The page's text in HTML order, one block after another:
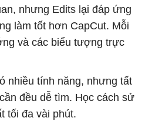
nhưng Edits lại đáp ứng
làm tốt hơn CapCut. Mỗi
và các biểu tượng trực
nhiều tính năng, nhưng tất
đều dễ tìm. Học cách sử
tối đa vài phút.